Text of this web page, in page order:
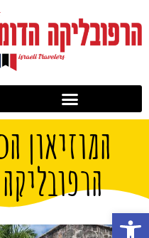
המוזיאון
פתח סרגל נגישות